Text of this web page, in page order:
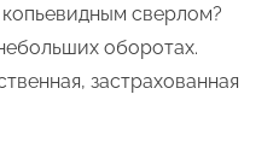
сверлом?
оборотах.
застрахованная